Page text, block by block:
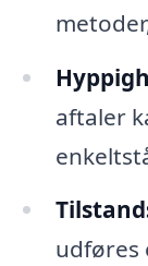
aftaler
udføres